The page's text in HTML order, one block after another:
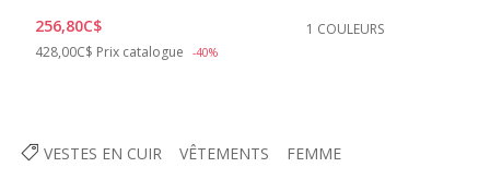
VESTES EN CUIR VÊTEMENTS FEMME
256,80C$
1 COULEURS
Price reduced from
428,00C$ to
Prix catalogue -40%